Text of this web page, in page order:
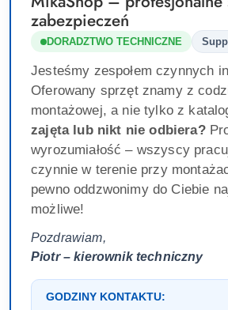
zabezpieczeń
DORADZTWO TECHNICZNE
Jesteśmy zespołem czynnych
Oferowany sprzęt znamy z
montażowej, a nie tylko z
zajęta lub nikt nie odbiera?
wyrozumiałość – wszyscy
czynnie w terenie przy
pewno oddzwonimy do Ciebie
możliwe!
Pozdrawiam,
Piotr – kierownik techniczny
GODZINY KONTAKTU: